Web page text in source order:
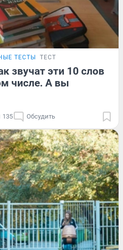
ТЕСТЫ ТЕСТ
звучат эти 10 слов
числе. А вы
135 Обсудить